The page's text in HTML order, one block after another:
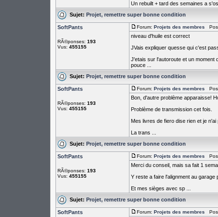
Un rebuilt + tard des semaines a
Sujet: Projet, remettre super bonne condition
SoftPants
RÃ©ponses: 193
Vus: 455155
Forum: Projets des membres
niveau d'huile est correct
JVais expliquer quesse qui c'est
J'etais sur l'autoroute et un moment
pouce ...
Sujet: Projet, remettre super bonne condition
SoftPants
RÃ©ponses: 193
Vus: 455155
Forum: Projets des membres
Bon, d'autre problème apparaisse!
Problème de transmission cet fois.
Mes livres de fiero dise rien et je
La trans ...
Sujet: Projet, remettre super bonne condition
SoftPants
RÃ©ponses: 193
Vus: 455155
Forum: Projets des membres
Merci du conseil, mais sa fait 1
Y reste a faire l'alignment au garage
Et mes sièges avec sp ...
Sujet: Projet, remettre super bonne condition
SoftPants Forum: Projets des membres